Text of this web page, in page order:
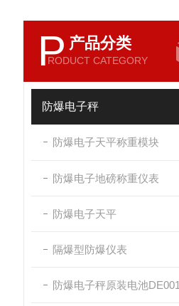
P 产品分类
RODUCT CATEGORY
防爆电子秤
防爆电子天平称重模块
防爆电子地磅称重仪表
防爆电子天平
隔爆型防爆仪表
防爆电子秤原装电池DE001